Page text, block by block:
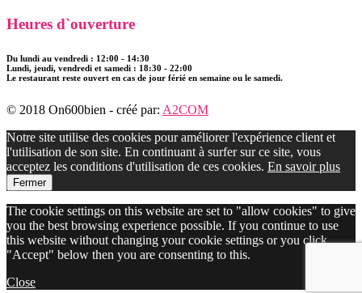
Heures d`ouverture
Du lundi au vendredi : 12:00 - 14:30
Lundi, jeudi, vendredi et samedi : 18:30 - 22:00
Le restaurant reste ouvert en cas de jour férié en semaine ou le samedi.
© 2018 On600bien - créé par: A2COM
Notre site utilise des cookies pour améliorer l'expérience client et
l'utilisation de son site. En continuant à surfer sur ce site, vous
acceptez les conditions d'utilisation de ces cookies. En savoir plus
Fermer
The cookie settings on this website are set to "allow cookies" to give
you the best browsing experience possible. If you continue to use
this website without changing your cookie settings or you click
"Accept" below then you are consenting to this.
Close